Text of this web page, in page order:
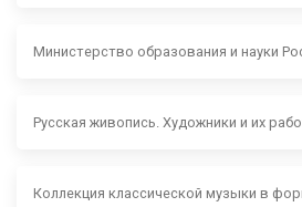
Министерство образования и науки
Русская живопись. Художники и их
Коллекция классической музыки в